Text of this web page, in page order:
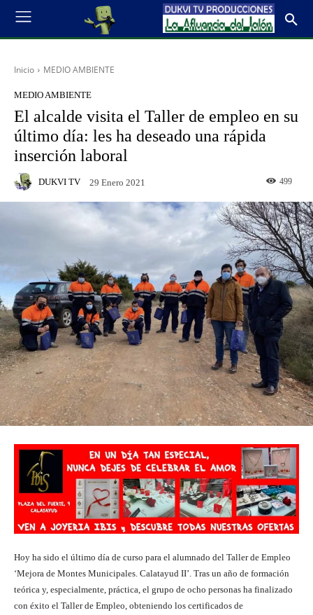
Inicio MEDIO AMBIENTE
MEDIO AMBIENTE
El alcalde visita el Taller de empleo en su
último día: les ha deseado una rápida
inserción laboral
DUKVI TV 29 Enero 2021 499
Hoy ha sido el último día de curso para el alumnado del Taller de Empleo
‘Mejora de Montes Municipales. Calatayud II’. Tras un año de formación
teórica y, especialmente, práctica, el grupo de ocho personas ha finalizado
con éxito el Taller de Empleo, obteniendo los certificados de